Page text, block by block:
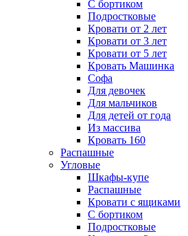
С бортиком
Подростковые
Кровати от 2 лет
Кровати от 3 лет
Кровати от 5 лет
Кровать Машинка
Софа
Для девочек
Для мальчиков
Для детей от года
Из массива
Кровать 160
Распашные
Угловые
Шкафы-купе
Распашные
Кровати с ящиками
С бортиком
Подростковые